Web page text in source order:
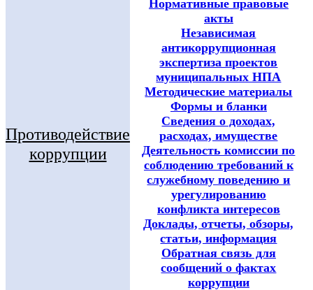
Противодействие
коррупции
Нормативные правовые
акты
Независимая
антикоррупционная
экспертиза проектов
муниципальных НПА
Методические материалы
Формы и бланки
Сведения о доходах,
расходах, имуществе
Деятельность комиссии по
соблюдению требований к
служебному поведению и
урегулированию
конфликта интересов
Доклады, отчеты, обзоры,
статьи, информация
Обратная связь для
сообщений о фактах
коррупции